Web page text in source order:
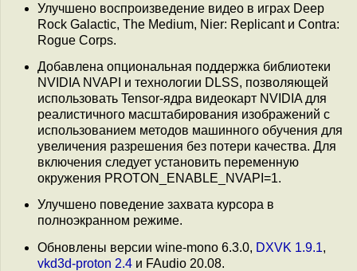
Улучшено воспроизведение видео в играх Deep
Rock Galactic, The Medium, Nier: Replicant и Contra:
Rogue Corps.
Добавлена опциональная поддержка библиотеки
NVIDIA NVAPI и технологии DLSS, позволяющей
использовать Tensor-ядра видеокарт NVIDIA для
реалистичного масштабирования изображений с
использованием методов машинного обучения для
увеличения разрешения без потери качества. Для
включения следует установить переменную
окружения PROTON_ENABLE_NVAPI=1.
Улучшено поведение захвата курсора в
полноэкранном режиме.
Обновлены версии wine-mono 6.3.0, DXVK 1.9.1,
vkd3d-proton 2.4 и FAudio 20.08.